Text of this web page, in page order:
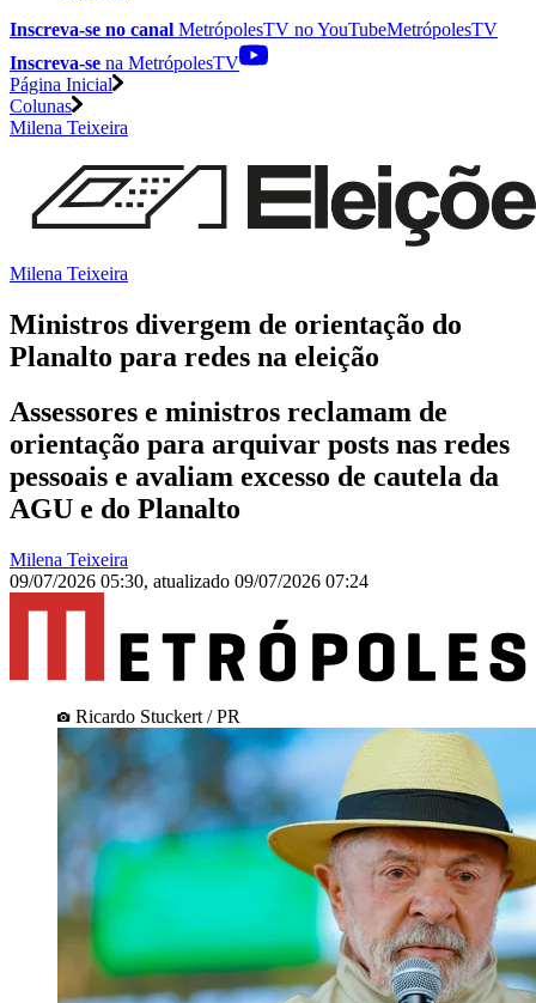
Inscreva-se no canal MetrópolesTV noYouTubeMetrópolesTV
Inscreva-se na MetrópolesTV
Página Inicial
Colunas
Milena Teixeira
Milena Teixeira
Ministros divergem de orientação do
Planalto para redes na eleição
Assessores e ministros reclamam de
orientação para arquivar posts nas redes
pessoais e avaliam excesso de cautela da
AGU e do Planalto
Milena Teixeira
09/07/2026 05:30, atualizado 09/07/2026 07:24
Ricardo Stuckert / PR